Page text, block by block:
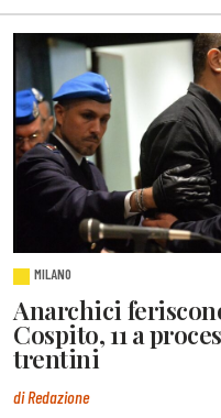
MILANO
Anarchici
Cospito, 11 a
trentini
di Redazione